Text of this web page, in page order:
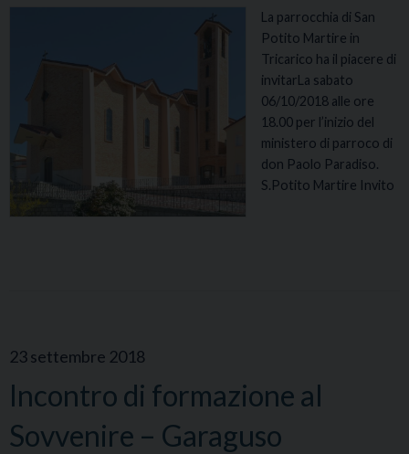
La parrocchia di San
Potito Martire in
Tricarico ha il piacere di
invitarLa sabato
06/10/2018 alle ore
18.00 per l’inizio del
ministero di parroco di
don Paolo Paradiso.
S.Potito Martire Invito
23 settembre 2018
Incontro di formazione al
Sovvenire – Garaguso